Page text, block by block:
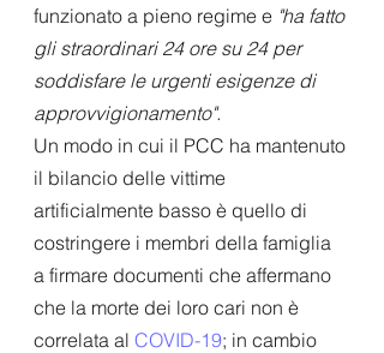
funzionato a pieno regime e "ha fatto
gli straordinari 24 ore su 24 per
soddisfare le urgenti esigenze di
approvvigionamento".
Un modo in cui il PCC ha mantenuto
il bilancio delle vittime
artificialmente basso è quello di
costringere i membri della famiglia
a firmare documenti che affermano
che la morte dei loro cari non è
correlata al COVID-19; in cambio